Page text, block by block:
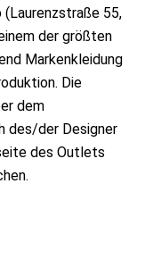
55,
der größten
Markenkleidung
Die
dem
des/der Designer
des Outlets